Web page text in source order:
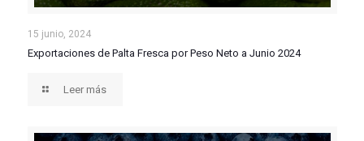
Exportaciones de Palta Fresca por Peso Neto a Junio
15 junio, 2024
Exportaciones de Palta Fresca por Peso Neto a Junio 2024
Leer más